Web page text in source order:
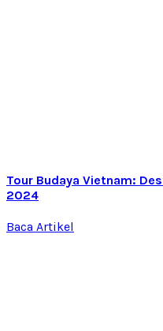
Tour Budaya Vietnam:
2024
Baca Artikel